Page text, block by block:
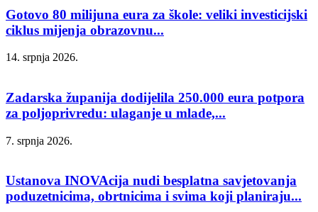
Gotovo 80 milijuna eura za škole: veliki investicijski
ciklus mijenja obrazovnu...
14. srpnja 2026.
Zadarska županija dodijelila 250.000 eura potpora
za poljoprivredu: ulaganje u mlade,...
7. srpnja 2026.
Ustanova INOVAcija nudi besplatna savjetovanja
poduzetnicima, obrtnicima i svima koji planiraju...